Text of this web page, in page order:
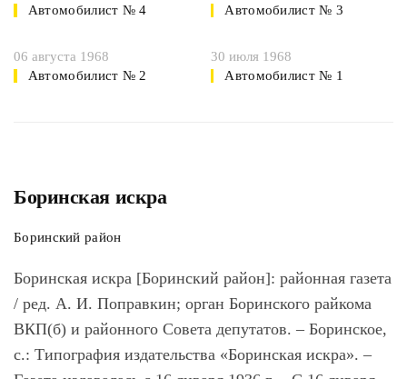
Автомобилист № 4
Автомобилист № 3
06 августа 1968
Автомобилист № 2
30 июля 1968
Автомобилист № 1
Боринская искра
Боринский район
Боринская искра [Боринский район]: районная газета
/ ред. А. И. Поправкин; орган Боринского райкома
ВКП(б) и районного Совета депутатов. – Боринское,
с.: Типография издательства «Боринская искра». –